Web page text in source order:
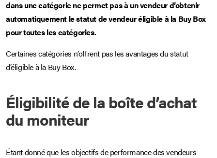
dans une catégorie ne permet pas à un vendeur d’obtenir
automatiquement le statut de vendeur éligible à la Buy Box
pour toutes les catégories.
Certaines catégories n’offrent pas les avantages du statut
d’éligible à la Buy Box.
Éligibilité de la boîte d’achat
du moniteur
Étant donné que les objectifs de performance des vendeurs